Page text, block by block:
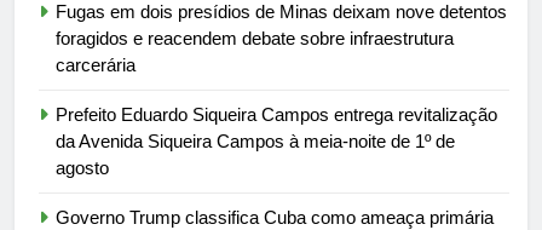
Fugas em dois presídios de Minas deixam nove detentos
foragidos e reacendem debate sobre infraestrutura
carcerária
Prefeito Eduardo Siqueira Campos entrega revitalização
da Avenida Siqueira Campos à meia-noite de 1º de
agosto
Governo Trump classifica Cuba como ameaça primária